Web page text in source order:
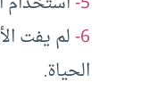
6- لم يفت
الحياة.